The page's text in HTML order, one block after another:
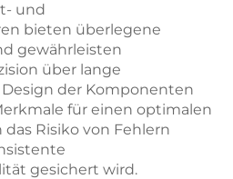
und
bieten überlegene
gewährleisten
über lange
der Komponenten
für einen optimalen
Risiko von Fehlern
gesichert wird.